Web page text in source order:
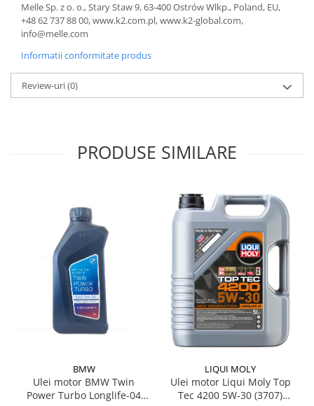
Melle Sp. z o. o., Stary Staw 9, 63-400 Ostrów Wlkp., Poland, EU,
+48 62 737 88 00, www.k2.com.pl, www.k2-global.com,
info@melle.com
Informatii conformitate produs
Review-uri(0)
PRODUSE SIMILARE
BMW
Ulei motor BMW Twin
Power Turbo Longlife-04
LIQUI MOLY
Ulei motor Liqui Moly Top
Tec 4200 5W-30 (3707)